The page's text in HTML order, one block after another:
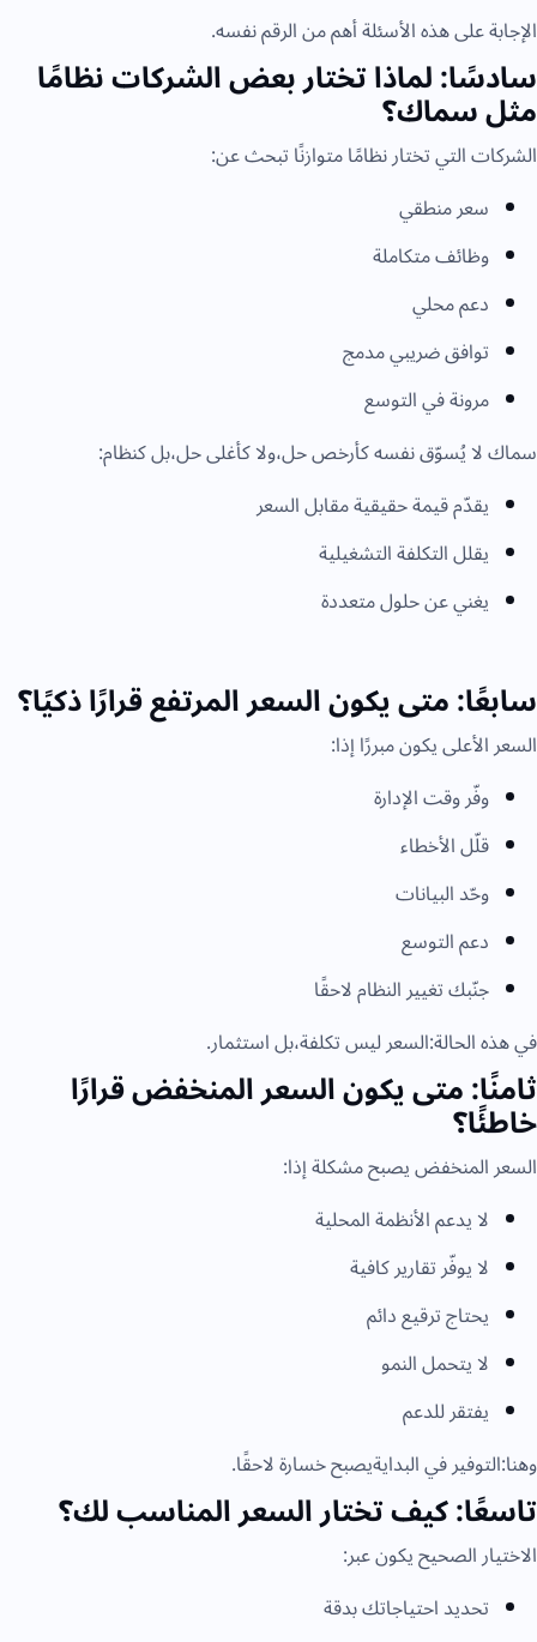
الإجابة على هذه الأسئلة أهم من الرقم نفسه.
سادسًا: لماذا تختار بعض الشركات نظامًا
مثل سماك؟
الشركات التي تختار نظامًا متوازنًا تبحث عن:
سعر منطقي
وظائف متكاملة
دعم محلي
توافق ضريبي مدمج
مرونة في التوسع
سماك لا يُسوّق نفسه كأرخص حل،ولا كأغلى حل،بل كنظام:
يقدّم قيمة حقيقية مقابل السعر
يقلل التكلفة التشغيلية
يغني عن حلول متعددة
سابعًا: متى يكون السعر المرتفع قرارًا ذكيًا؟
السعر الأعلى يكون مبررًا إذا:
وفّر وقت الإدارة
قلّل الأخطاء
وحّد البيانات
دعم التوسع
جنّبك تغيير النظام لاحقًا
في هذه الحالة:السعر ليس تكلفة،بل استثمار.
ثامنًا: متى يكون السعر المنخفض قرارًا
خاطئًا؟
السعر المنخفض يصبح مشكلة إذا:
لا يدعم الأنظمة المحلية
لا يوفّر تقارير كافية
يحتاج ترقيع دائم
لا يتحمل النمو
يفتقر للدعم
وهنا:التوفير في البدايةيصبح خسارة لاحقًا.
تاسعًا: كيف تختار السعر المناسب لك؟
الاختيار الصحيح يكون عبر:
تحديد احتياجاتك بدقة